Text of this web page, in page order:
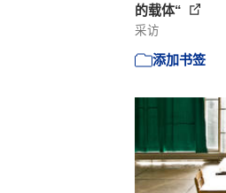
的载体“
采访
添加书签